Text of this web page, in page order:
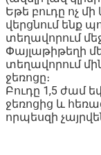
Եթե բուդը ոչ
վերցնում ենք
տեղավորում
Փայլաթիթեղի
տեղավորում
ջեռոցը։
Բուդը 1,5 ժամ
ջեռոցից և
որպեսզի